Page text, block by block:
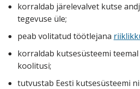
korraldab järelevalvet kutse
tegevuse üle;
peab volitatud töötlejana
korraldab kutsesüsteemi
koolitusi;
tutvustab Eesti kutsesüsteemi